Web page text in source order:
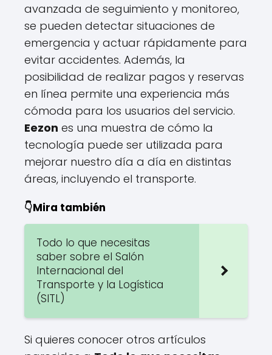
avanzada de seguimiento y monitoreo,
se pueden detectar situaciones de
emergencia y actuar rápidamente para
evitar accidentes. Además, la
posibilidad de realizar pagos y reservas
en línea permite una experiencia más
cómoda para los usuarios del servicio.
Eezon es una muestra de cómo la
tecnología puede ser utilizada para
mejorar nuestro día a día en distintas
áreas, incluyendo el transporte.
👇Mira también
Todo lo que necesitas
saber sobre el Salón
Internacional del
Transporte y la Logística
(SITL)
Si quieres conocer otros artículos